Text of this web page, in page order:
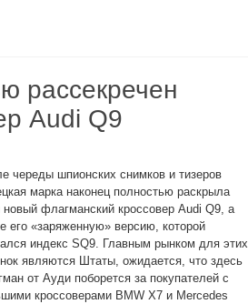
рассекречен
Audi Q9
череды шпионских снимков и тизеров
марка наконец полностью раскрыла
новый флагманский кроссовер Audi Q9, а
его «заряженную» версию, которой
индекс SQ9. Главным рынком для этих
являются Штаты, ожидается, что здесь
от Ауди поборется за покупателей с
кроссоверами BMW X7 и Mercedes